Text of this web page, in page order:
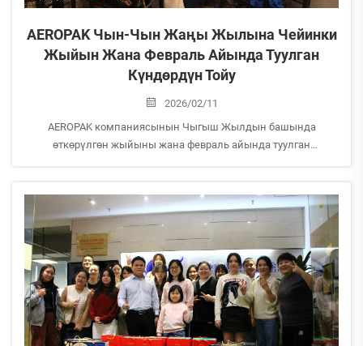
AEROPAK Чын-Чын Жаңы Жылына Чейинки
Жыйын Жана Февраль Айында Туулган
Күндөрдүн Тойу
2026/02/11
AEROPAK компаниясынын Чыгыш Жылдын башында
өткөрүлгөн жыйыны жана февраль айында туулган
Чыгыш Жылдын башында өткөрүлгөн демалышка чейин
AEROPAK командасы жылдын аягында өткөрүлгөн айрым
түштүк тойго жыйланып, майрамдын келечегин төркүмдүү
таасир этип өткөрүшкөн.
Биз ошондой эле ...